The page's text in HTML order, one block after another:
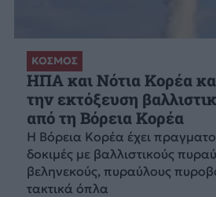
ΚΟΣΜΟΣ
ΗΠΑ και Νότια Κορέα
την εκτόξευση
από τη Βόρεια Κορέα
Η Βόρεια Κορέα έχει
δοκιμές με βαλλιστικούς
βεληνεκούς, πυραύλους
τακτικά όπλα